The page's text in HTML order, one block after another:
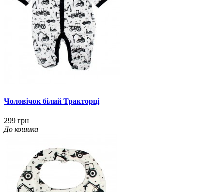
Чоловічок білий Тракторці
299 грн
До кошика